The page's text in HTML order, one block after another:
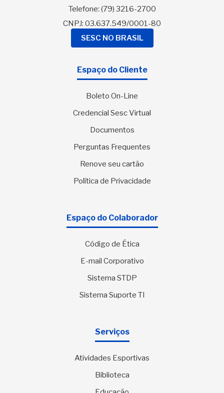
Telefone: (79) 3216-2700
CNPJ: 03.637.549/0001-80
SESC NO BRASIL
Espaço do Cliente
Boleto On-Line
Credencial Sesc Virtual
Documentos
Perguntas Frequentes
Renove seu cartão
Política de Privacidade
Espaço do Colaborador
Código de Ética
E-mail Corporativo
Sistema STDP
Sistema Suporte TI
Serviços
Atividades Esportivas
Biblioteca